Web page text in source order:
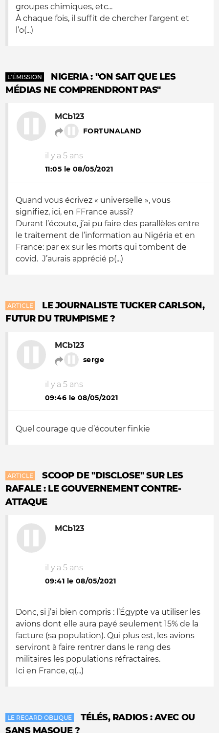
groupes chimiques, etc...
À chaque fois, il suffit de chercher l’argent et
l’o(...)
L'ÉMISSION
NIGERIA : "ON SAIT QUE LES
MÉDIAS NE COMPRENDRONT PAS"
MCb123
FORTUNALAND
il y a 5 ans
11:05 le 08/05/2021
Quand vous écrivez « universelle », vous
signifiez, ici, en FFrance aussi?
Durant l’écoute, j’ai pu faire des parallèles entre
le traitement de l’information au Nigéria et en
France: par ex sur les morts qui tombent de
covid. J’aurais apprécié p(...)
ARTICLE
LE JOURNALISTE TUCKER CARLSON,
FUTUR DU TRUMPISME ?
MCb123
serge
il y a 5 ans
09:46 le 08/05/2021
Quel courage que d’écouter finkie
ARTICLE
SCOOP DE "DISCLOSE" SUR LES
RAFALE : LE GOUVERNEMENT CONTRE-
ATTAQUE
MCb123
il y a 5 ans
09:41 le 08/05/2021
Donc, si j’ai bien compris : l’Égypte va utiliser les
avions dont elle aura payé seulement 15% de la
facture (sa population). Qui plus est, les avions
serviront à faire rentrer dans le rang des
militaires les populations réfractaires.
Ici en France, q(...)
LE REGARD OBLIQUE
TÉLÉS, RADIOS : AVEC OU
SANS MASQUE ?